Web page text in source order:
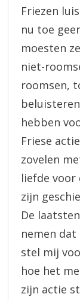
Friezen
nu toe
moesten
niet-
roomsen,
hebben
Friese
zovelen
liefde voor
zijn
De
nemen
stel mij
hoe het
zijn actie